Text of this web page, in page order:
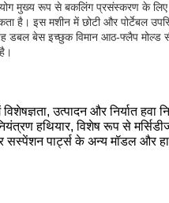
मुख्य रूप से बकलिंग प्रसंस्करण के लिए
है। इस मशीन में छोटी और पोर्टेबल
डबल बेस इच्छुक विमान आठ-फ्लैप मोल्ड
उत्पादन और निर्यात हवा
हथियार, विशेष रूप से
सस्पेंशन पार्ट्स के अन्य मॉडल और